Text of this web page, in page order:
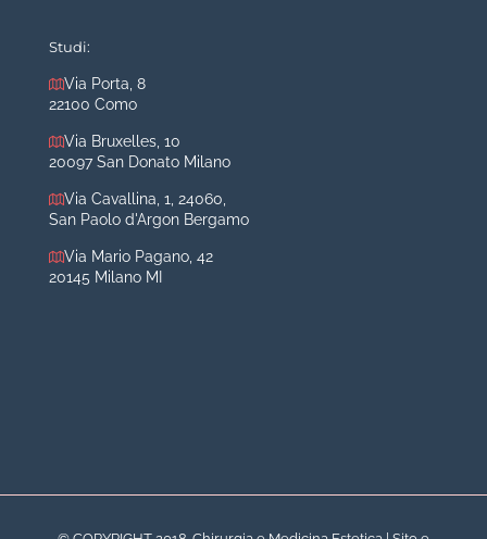
Rinoplastica
Medicina estetica Milano
Acido ialuronico viso
Aumento labbra
Filler
Studi:
Via Porta, 8
22100 Como
Via Bruxelles, 10
20097 San Donato Milano
Via Cavallina, 1, 24060,
San Paolo d'Argon Bergamo
Via Mario Pagano, 42
20145 Milano MI